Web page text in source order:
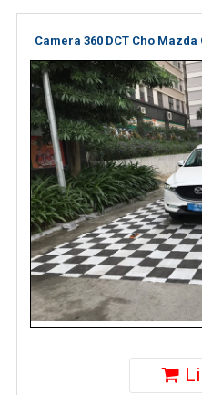
Camera 360 DCT Cho Mazda